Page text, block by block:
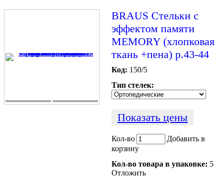
BRAUS Стельки c
эффектом памяти
MEMORY (хлопковая
ткань +пена) р.43-44
Код: 150/5
Тип стелек:
Показать цены
Кол-во
Добавить в
корзину
Кол-во товара в упаковке: 5
Отложить